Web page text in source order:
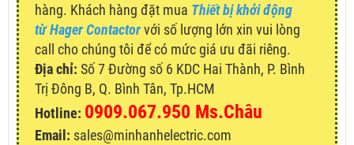
hàng. Khách hàng đặt mua Thiết bị khởi động
từ Hager Contactorvới số lượng lớn xin vui lòng
call cho chúng tôi để có mức giá ưu đãi riêng.
Địa chỉ: Số 7 Đường số 6 KDC Hai Thành, P. Bình
Trị Đông B, Q. Bình Tân, Tp.HCM
Hotline: 0909.067.950 Ms.Châu
Email: sales@minhanhelectric.com